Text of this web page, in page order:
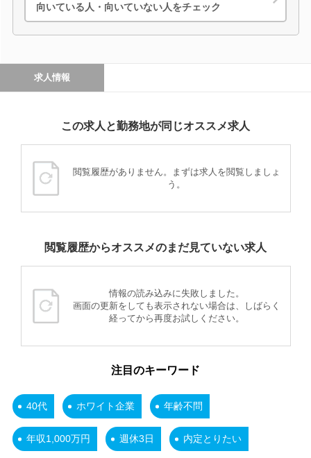
向いている人・向いていない人をチェック
求人情報
この求人と勤務地が同じオススメ求人
閲覧履歴がありません。まずは求人を閲覧しましょ
う。
閲覧履歴からオススメのまだ見ていない求人
情報の読み込みに失敗しました。
画面の更新をしても表示されない場合は、しばらく
経ってから再度お試しください。
注目のキーワード
40代 ホワイト企業 年齢不問
年収1,000万円 週休3日 内定とりたい